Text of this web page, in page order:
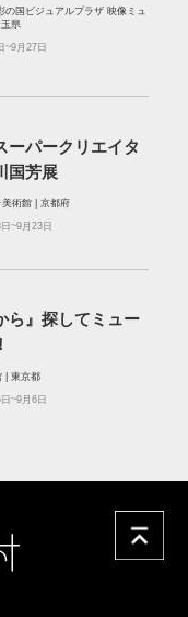
の国ビジュアルプラザ 映像ミュ
県
~9月27日
ーパークリエイタ
芳展
術館 | 京都府
~9月23日
ら』探してミュー
| 東京都
~9月6日